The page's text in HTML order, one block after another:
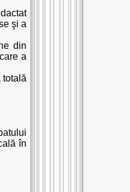
şi a
din
a
totală
în